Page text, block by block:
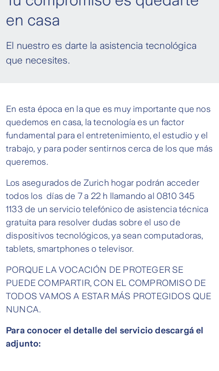
en casa
El nuestro es darte la asistencia tecnológica
que necesites.
En esta época en la que es muy importante que nos
quedemos en casa, la tecnología es un factor
fundamental para el entretenimiento, el estudio y el
trabajo, y para poder sentirnos cerca de los que más
queremos.
Los asegurados de Zurich hogar podrán acceder
todos los días de 7 a 22 h llamando al 0810 345
1133 de un servicio telefónico de asistencia técnica
gratuita para resolver dudas sobre el uso de
dispositivos tecnológicos, ya sean computadoras,
tablets, smartphones o televisor.
PORQUE LA VOCACIÓN DE PROTEGER SE
PUEDE COMPARTIR, CON EL COMPROMISO DE
TODOS VAMOS A ESTAR MÁS PROTEGIDOS QUE
NUNCA.
Para conocer el detalle del servicio descargá el
adjunto: